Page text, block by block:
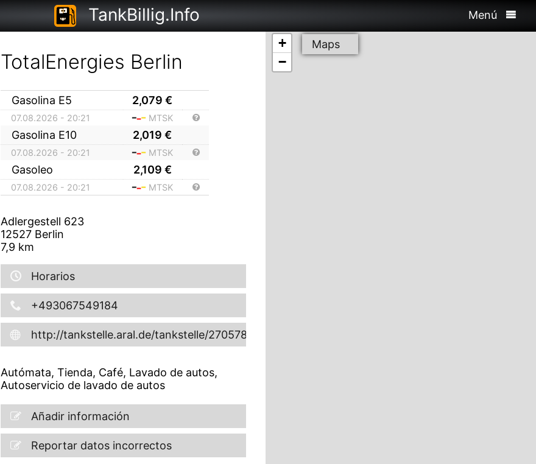
TankBillig.Info Menú
TotalEnergies Berlin
Gasolina E5 2,079 €
07.08.2026 - 20:21 MTSK
Gasolina E10 2,019 €
07.08.2026 - 20:21 MTSK
Gasoleo 2,109 €
07.08.2026 - 20:21 MTSK
Adlergestell 623
12527 Berlin
7,9 km
Horarios
+493067549184
http://tankstelle.aral.de/tankstelle/27057800
Autómata, Tienda, Café, Lavado de autos,
Autoservicio de lavado de autos
Añadir información
Reportar datos incorrectos
+
−
Maps